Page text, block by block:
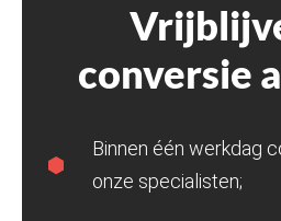
conversie
Binnen één werkdag
onze specialisten;